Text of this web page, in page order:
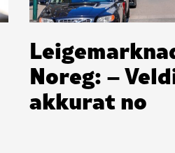
Noreg: –
akkurat no